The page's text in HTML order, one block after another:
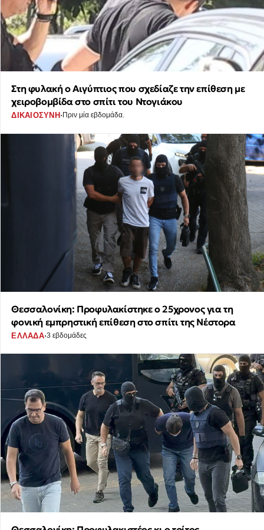
Στη φυλακή ο Αιγύπτιος που σχεδίαζε την επίθεση με
χειροβομβίδα στο σπίτι του Ντογιάκου
ΔΙΚΑΙΟΣΥΝΗ· Πριν μία εβδομάδα.
Θεσσαλονίκη: Προφυλακίστηκε ο 25χρονος για τη
φονική εμπρηστική επίθεση στο σπίτι της Νέστορα
ΕΛΛΑΔΑ·3 εβδομάδες